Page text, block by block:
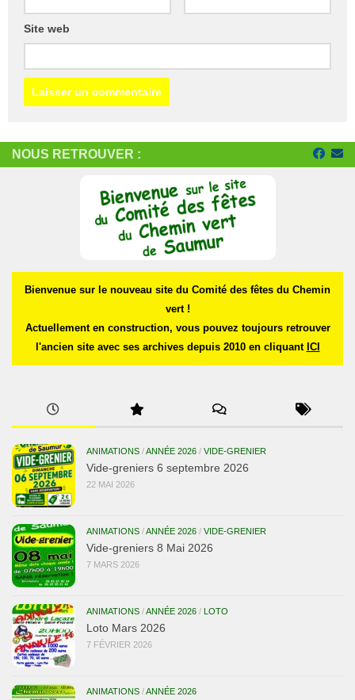
Site web
NOUS RETROUVER :
Bienvenue sur le nouveau site du Comité des fêtes du Chemin
vert !
Actuellement en construction, vous pouvez toujours retrouver
l'ancien site avec ses archives depuis 2010 en cliquant ICI
ANIMATIONS /ANNÉE 2026 / VIDE-GRENIER
Vide-greniers 6 septembre 2026
22 MAI 2026
ANIMATIONS /ANNÉE 2026 / VIDE-GRENIER
Vide-greniers 8 Mai 2026
7 MARS 2026
ANIMATIONS /ANNÉE 2026 / LOTO
Loto Mars 2026
7 FÉVRIER 2026
ANIMATIONS /ANNÉE 2026